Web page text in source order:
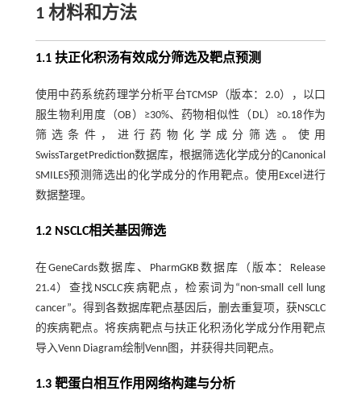
1 材料和方法
1.1 扶正化积汤有效成分筛选及靶点预测
使用中药系统药理学分析平台TCMSP（版本：2.0），以口
服生物利用度（OB）≥30%、药物相似性（DL）≥0.18作为
筛选条件，进行药物化学成分筛选。使用
SwissTargetPrediction数据库，根据筛选化学成分的Canonical
SMILES预测筛选出的化学成分的作用靶点。使用Excel进行
数据整理。
1.2 NSCLC相关基因筛选
在GeneCards数据库、PharmGKB数据库（版本：Release
21.4）查找NSCLC疾病靶点，检索词为“non-small cell lung
cancer”。得到各数据库靶点基因后，删去重复项，获NSCLC
的疾病靶点。将疾病靶点与扶正化积汤化学成分作用靶点
导入Venn Diagram绘制Venn图，并获得共同靶点。
1.3 靶蛋白相互作用网络构建与分析